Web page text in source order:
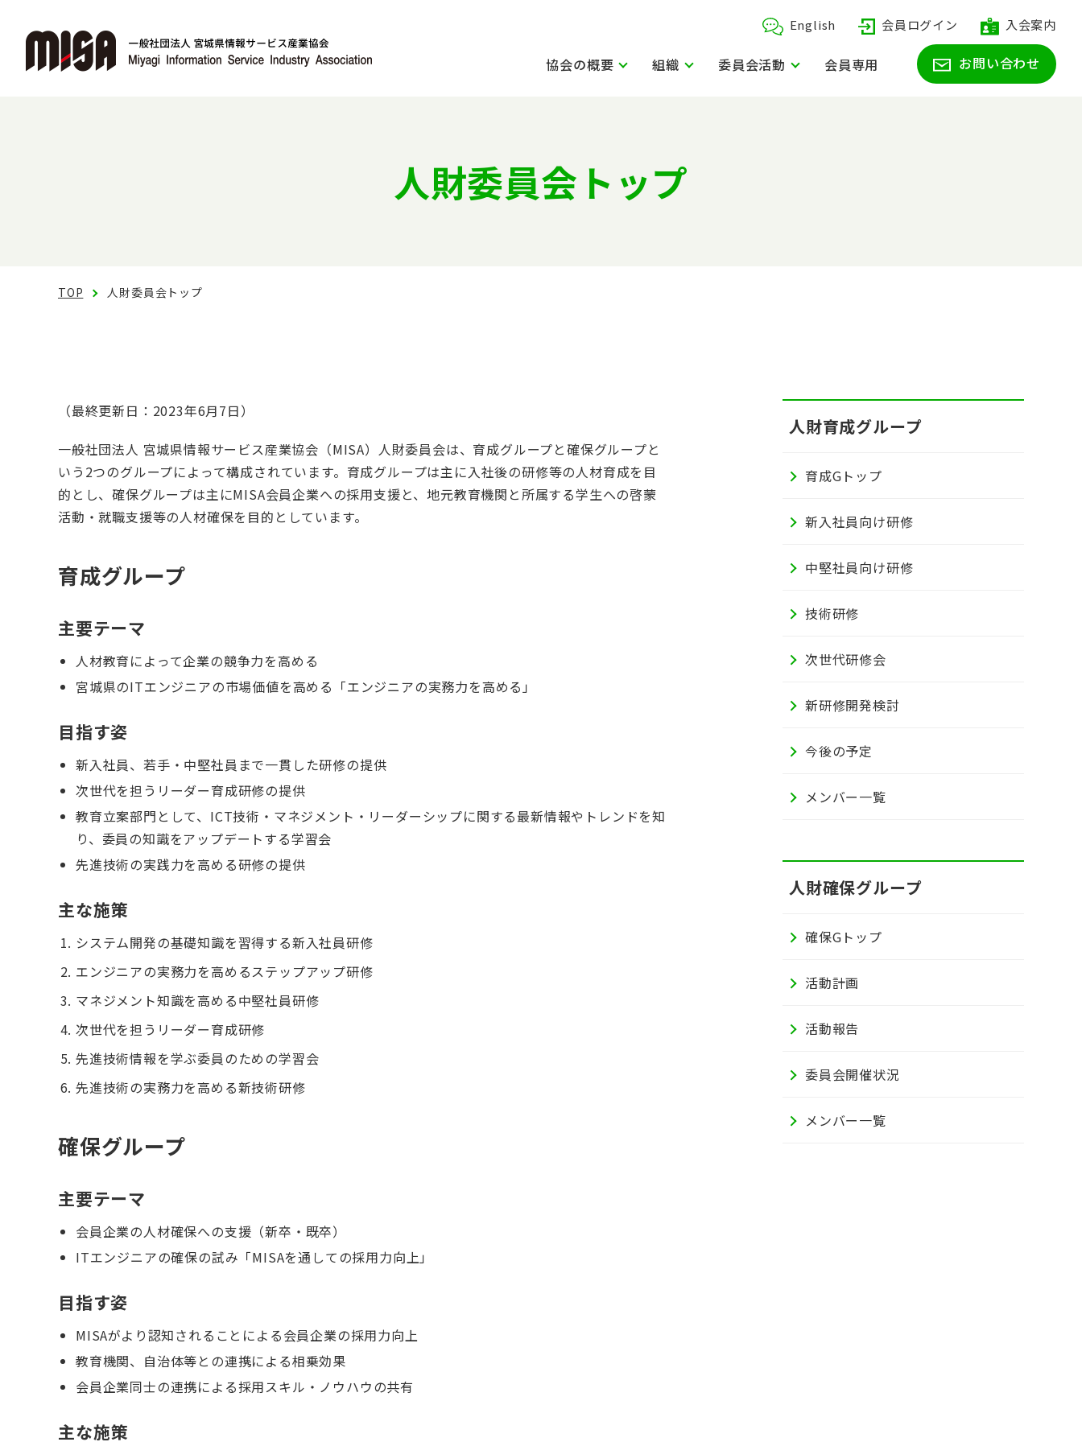
English 会員ログイン 入会案内
協会の概要 組織 委員会活動 会員専用 お問い合わせ
人財委員会トップ
TOP 人財委員会トップ
（最終更新日：2023年6月7日）
一般社団法人 宮城県情報サービス産業協会（MISA）人財委員会は、育成グループと確保グループと
いう2つのグループによって構成されています。育成グループは主に入社後の研修等の人材育成を目
的とし、確保グループは主にMISA会員企業への採用支援と、地元教育機関と所属する学生への啓蒙
活動・就職支援等の人材確保を目的としています。
育成グループ
主要テーマ
人材教育によって企業の競争力を高める
宮城県のITエンジニアの市場価値を高める「エンジニアの実務力を高める」
目指す姿
新入社員、若手・中堅社員まで一貫した研修の提供
次世代を担うリーダー育成研修の提供
教育立案部門として、ICT技術・マネジメント・リーダーシップに関する最新情報やトレンドを知
り、委員の知識をアップデートする学習会
先進技術の実践力を高める研修の提供
主な施策
システム開発の基礎知識を習得する新入社員研修
エンジニアの実務力を高めるステップアップ研修
マネジメント知識を高める中堅社員研修
次世代を担うリーダー育成研修
先進技術情報を学ぶ委員のための学習会
先進技術の実務力を高める新技術研修
確保グループ
主要テーマ
会員企業の人材確保への支援（新卒・既卒）
ITエンジニアの確保の試み「MISAを通しての採用力向上」
目指す姿
MISAがより認知されることによる会員企業の採用力向上
教育機関、自治体等との連携による相乗効果
会員企業同士の連携による採用スキル・ノウハウの共有
主な施策
人財育成グループ
育成Gトップ
新入社員向け研修
中堅社員向け研修
技術研修
次世代研修会
新研修開発検討
今後の予定
メンバー一覧
人財確保グループ
確保Gトップ
活動計画
活動報告
委員会開催状況
メンバー一覧